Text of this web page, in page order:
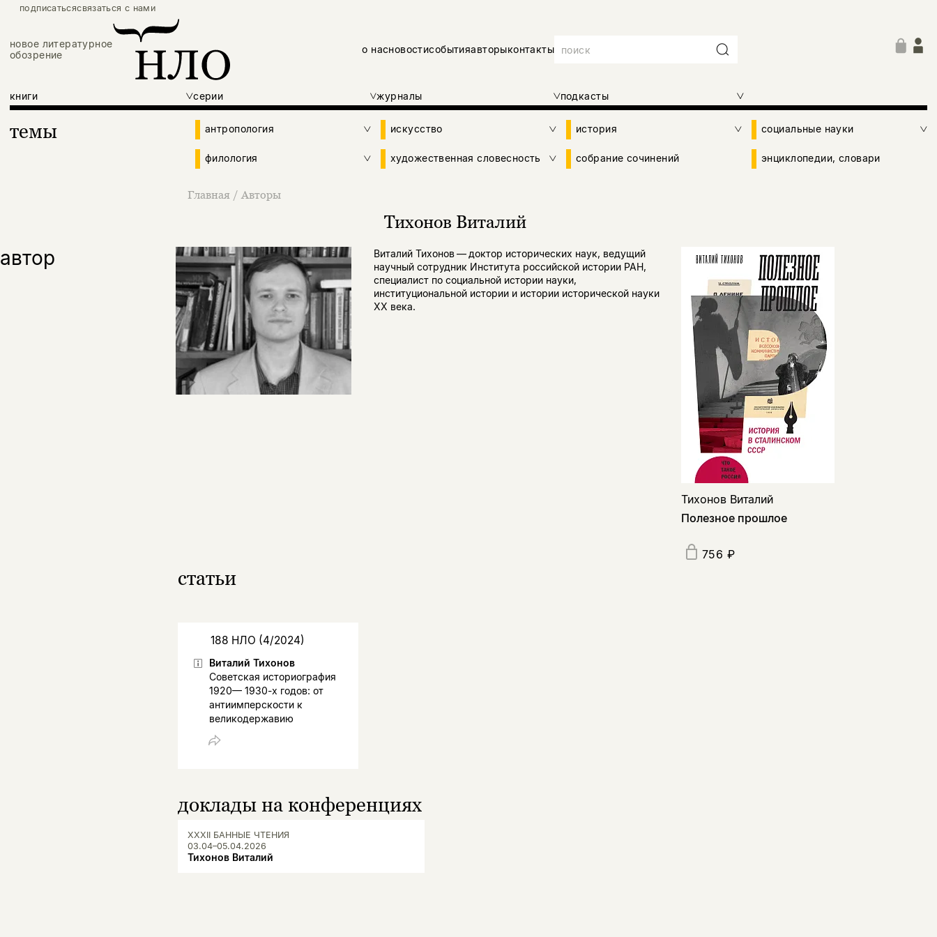
подписатьсясвязаться с нами
новое литературное
обозрение
о насновостисобытияавторыконтакты
книги серии журналы подкасты
темы антропология искусство история социальные науки
филология художественная словесность собрание сочинений энциклопедии, словари
Главная / Авторы
Тихонов Виталий
автор
Виталий Тихонов — доктор исторических наук, ведущий
научный сотрудник Института российской истории РАН,
специалист по социальной истории науки,
институциональной истории и истории исторической науки
ХX века.
Тихонов Виталий
Полезное прошлое
756 ₽
статьи
188 НЛО (4/2024)
Виталий Тихонов
Советская историография
1920— 1930-х годов: от
антиимперскости к
великодержавию
доклады на конференциях
XXXII БАННЫЕ ЧТЕНИЯ
03.04–05.04.2026
Тихонов Виталий